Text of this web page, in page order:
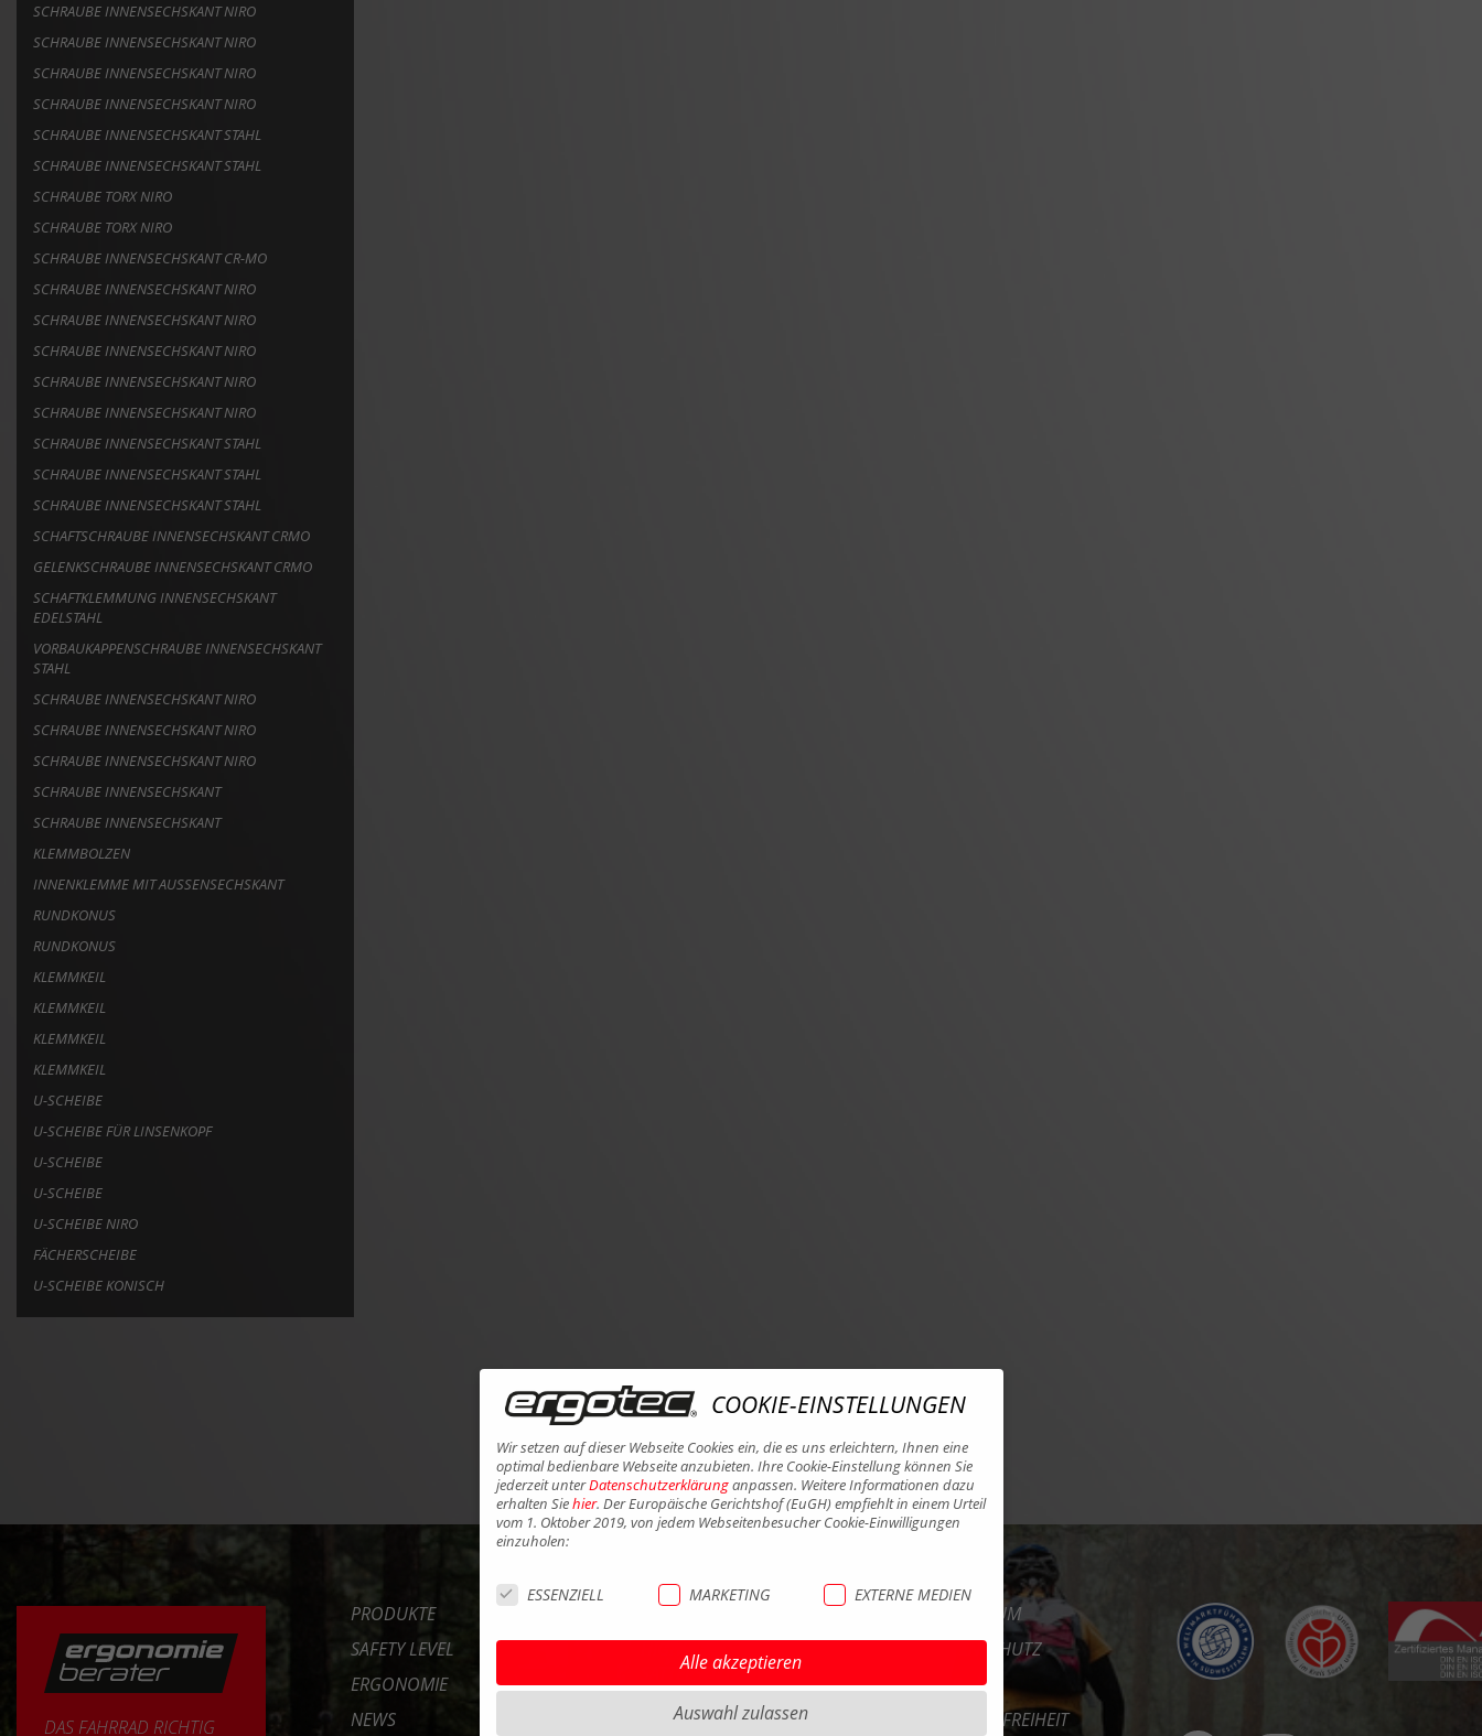
SCHRAUBE INNENSECHSKANT NIRO
SCHRAUBE INNENSECHSKANT NIRO
SCHRAUBE INNENSECHSKANT NIRO
SCHRAUBE INNENSECHSKANT NIRO
SCHRAUBE INNENSECHSKANT STAHL
SCHRAUBE INNENSECHSKANT STAHL
SCHRAUBE TORX NIRO
SCHRAUBE TORX NIRO
SCHRAUBE INNENSECHSKANT CR-MO
SCHRAUBE INNENSECHSKANT NIRO
SCHRAUBE INNENSECHSKANT NIRO
SCHRAUBE INNENSECHSKANT NIRO
SCHRAUBE INNENSECHSKANT NIRO
SCHRAUBE INNENSECHSKANT NIRO
SCHRAUBE INNENSECHSKANT STAHL
SCHRAUBE INNENSECHSKANT STAHL
SCHRAUBE INNENSECHSKANT STAHL
SCHAFTSCHRAUBE INNENSECHSKANT CRMO
GELENKSCHRAUBE INNENSECHSKANT CRMO
SCHAFTKLEMMUNG INNENSECHSKANT
EDELSTAHL
VORBAUKAPPENSCHRAUBE INNENSECHSKANT
STAHL
SCHRAUBE INNENSECHSKANT NIRO
SCHRAUBE INNENSECHSKANT NIRO
SCHRAUBE INNENSECHSKANT NIRO
SCHRAUBE INNENSECHSKANT
SCHRAUBE INNENSECHSKANT
KLEMMBOLZEN
INNENKLEMME MIT AUSSENSECHSKANT
RUNDKONUS
RUNDKONUS
KLEMMKEIL
KLEMMKEIL
KLEMMKEIL
KLEMMKEIL
U-SCHEIBE
U-SCHEIBE FÜR LINSENKOPF
U-SCHEIBE
U-SCHEIBE
U-SCHEIBE NIRO
FÄCHERSCHEIBE
U-SCHEIBE KONISCH
DAS FAHRRAD RICHTIG
PRODUKTE
SAFETY LEVEL
ERGONOMIE
NEWS
HIGHLIGHTS MTB
HIGHLIGHTS SATTEL UND
SATTELSTÜTZEN
HIGHLIGHTS PEDALE
IMPRESSUM
DATENSCHUTZ
AGB
BARRIEREFREIHEIT
COOKIE-EINSTELLUNGEN
Wir setzen auf dieser Webseite Cookies ein, die es uns erleichtern, Ihnen eine
optimal bedienbare Webseite anzubieten. Ihre Cookie-Einstellung können Sie
jederzeit unterDatenschutzerklärunganpassen. Weitere Informationen dazu
erhalten Siehier. Der Europäische Gerichtshof (EuGH) empfiehlt in einem Urteil
vom 1. Oktober 2019, von jedem Webseitenbesucher Cookie-Einwilligungen
einzuholen:
ESSENZIELL MARKETING EXTERNE MEDIEN
Alle akzeptieren
Auswahl zulassen